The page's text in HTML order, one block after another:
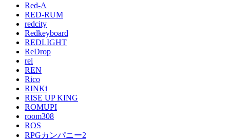
Red-A
RED-RUM
redcity
Redkeyboard
REDLIGHT
ReDrop
rei
REN
Rico
RINKi
RISE UP KING
ROMUPI
room308
ROS
RPGカンパニー2